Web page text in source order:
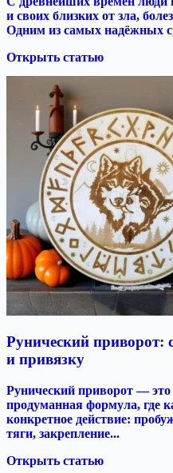
и своих близких от зла,
Одним из самых надёжных
Открыть статью
Рунический приворот:
и привязку
Рунический приворот — это
продуманная формула, где
конкретное действие:
тяги, закрепление...
Открыть статью